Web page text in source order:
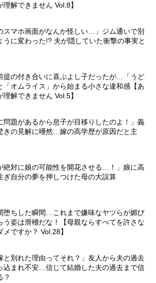
理解できません Vol.8】
スマホ画面がなんか怪しい…」ジム通いで別
うに変わった!? 夫が隠していた衝撃の事実と
提の付き合いに喜ぶよし子だったが…「うど
「オムライス」から始まる小さな違和感【あ
理解できません Vol.5】
問題があるから息子が目移りしたのよ！」義
きの見解に唖然…嫁の高学歴が原因だと主
絶対に娘の可能性を開花させる…！」娘に高
ぎ自分の夢を押しつけた母の大誤算
堕ちした瞬間…これまで嫌味なヤツらが媚び
う姿は滑稽だな！【母親ならすべてを許さな
メですか？ Vol.28】
と別れた理由ってそれ？」友人から夫の過去
込まれ不安…信じて結婚した夫の過去まで信
？